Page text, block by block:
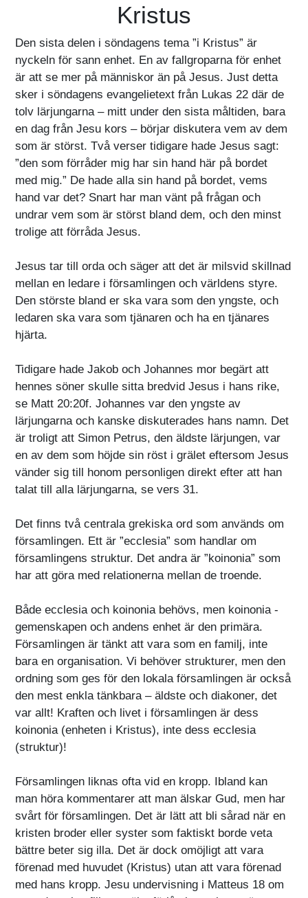
Kristus
Den sista delen i söndagens tema ”i Kristus” är
nyckeln för sann enhet. En av fallgroparna för enhet
är att se mer på människor än på Jesus. Just detta
sker i söndagens evangelietext från Lukas 22 där de
tolv lärjungarna – mitt under den sista måltiden, bara
en dag från Jesu kors – börjar diskutera vem av dem
som är störst. Två verser tidigare hade Jesus sagt:
”den som förråder mig har sin hand här på bordet
med mig.” De hade alla sin hand på bordet, vems
hand var det? Snart har man vänt på frågan och
undrar vem som är störst bland dem, och den minst
trolige att förråda Jesus.
Jesus tar till orda och säger att det är milsvid skillnad
mellan en ledare i församlingen och världens styre.
Den störste bland er ska vara som den yngste, och
ledaren ska vara som tjänaren och ha en tjänares
hjärta.
Tidigare hade Jakob och Johannes mor begärt att
hennes söner skulle sitta bredvid Jesus i hans rike,
se Matt 20:20f. Johannes var den yngste av
lärjungarna och kanske diskuterades hans namn. Det
är troligt att Simon Petrus, den äldste lärjungen, var
en av dem som höjde sin röst i grälet eftersom Jesus
vänder sig till honom personligen direkt efter att han
talat till alla lärjungarna, se vers 31.
Det finns två centrala grekiska ord som används om
församlingen. Ett är ”ecclesia” som handlar om
församlingens struktur. Det andra är ”koinonia” som
har att göra med relationerna mellan de troende.
Både ecclesia och koinonia behövs, men koinonia -
gemenskapen och andens enhet är den primära.
Församlingen är tänkt att vara som en familj, inte
bara en organisation. Vi behöver strukturer, men den
ordning som ges för den lokala församlingen är också
den mest enkla tänkbara – äldste och diakoner, det
var allt! Kraften och livet i församlingen är dess
koinonia (enheten i Kristus), inte dess ecclesia
(struktur)!
Församlingen liknas ofta vid en kropp. Ibland kan
man höra kommentarer att man älskar Gud, men har
svårt för församlingen. Det är lätt att bli sårad när en
kristen broder eller syster som faktiskt borde veta
bättre beter sig illa. Det är dock omöjligt att vara
förenad med huvudet (Kristus) utan att vara förenad
med hans kropp. Jesu undervisning i Matteus 18 om